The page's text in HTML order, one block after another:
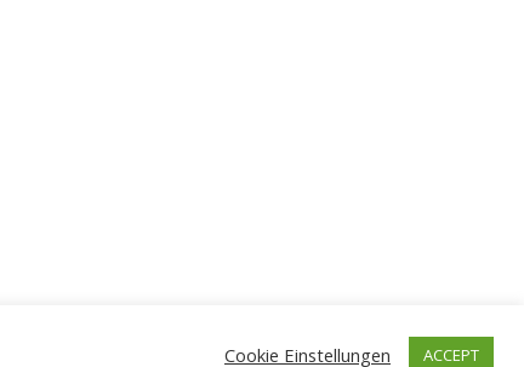
Cookie Einstellungen ACCEPT